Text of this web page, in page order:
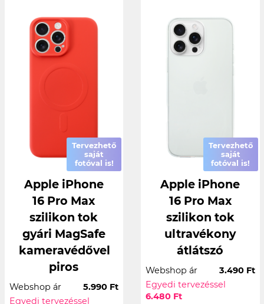
Tervezhető
saját
fotóval is!
Apple iPhone
16 Pro Max
szilikon tok
gyári MagSafe
kameravédővel
piros
Webshop ár
5.990 Ft
Egyedi tervezéssel
Tervezhető
saját
fotóval is!
Apple iPhone
16 Pro Max
szilikon tok
ultravékony
átlátszó
Webshop ár
3.490 Ft
Egyedi tervezéssel
6.480 Ft